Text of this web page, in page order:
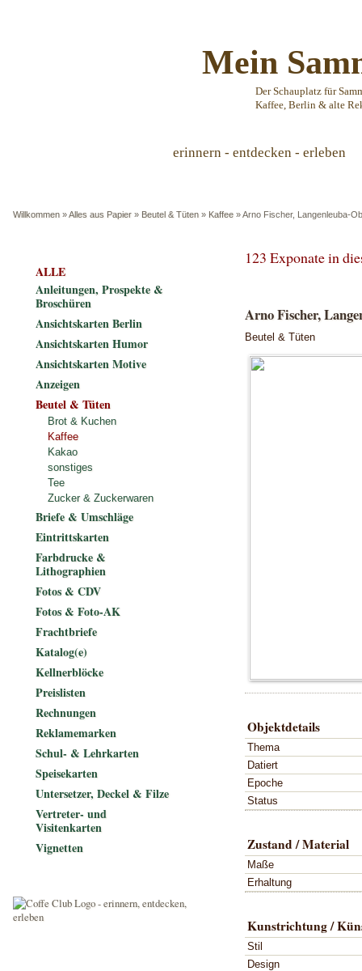
Mein
Der Schauplatz für
Kaffee, Berlin & alte
erinnern - entdecken - erleben
Willkommen »Alles aus Papier » Beutel & Tüten » Kaffee »Arno Fischer, Langenleuba-
123 Exponate in
Arno Fischer,
Beutel & Tüten
Objektdetails
Thema
Datiert
Epoche
Status
Zustand / Material
Maße
Erhaltung
Kunstrichtung /
Stil
Design
ALLE
Anleitungen, Prospekte &
Broschüren
Ansichtskarten Berlin
Ansichtskarten Humor
Ansichtskarten Motive
Anzeigen
Beutel & Tüten
Brot & Kuchen
Kaffee
Kakao
sonstiges
Tee
Zucker & Zuckerwaren
Briefe & Umschläge
Eintrittskarten
Farbdrucke &
Lithographien
Fotos & CDV
Fotos & Foto-AK
Frachtbriefe
Katalog(e)
Kellnerblöcke
Preislisten
Rechnungen
Reklamemarken
Schul- & Lehrkarten
Speisekarten
Untersetzer, Deckel & Filze
Vertreter- und
Visitenkarten
Vignetten